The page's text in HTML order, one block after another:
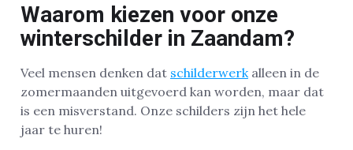
Waarom kiezen voor onze
winterschilder in Zaandam?
Veel mensen denken dat schilderwerk alleen in de
zomermaanden uitgevoerd kan worden, maar dat
is een misverstand. Onze schilders zijn het hele
jaar te huren!